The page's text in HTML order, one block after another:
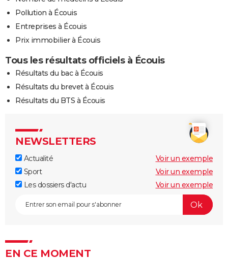
Pollution à Écouis
Entreprises à Écouis
Prix immobilier à Écouis
Tous les résultats officiels à Écouis
Résultats du bac à Écouis
Résultats du brevet à Écouis
Résultats du BTS à Écouis
NEWSLETTERS
Actualité
Voir un exemple
Sport
Voir un exemple
Les dossiers d'actu
Voir un exemple
EN CE MOMENT